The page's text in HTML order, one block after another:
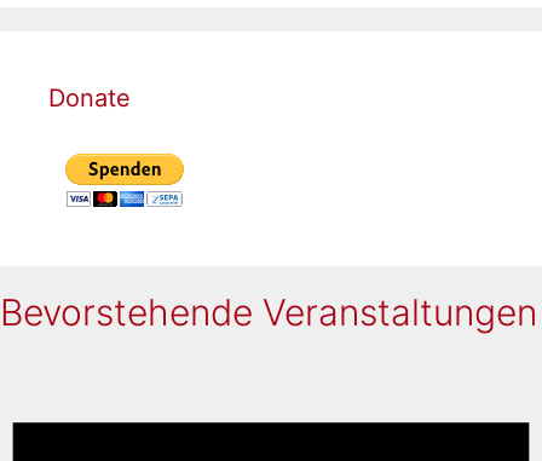
Donate
Bevorstehende Veranstaltungen